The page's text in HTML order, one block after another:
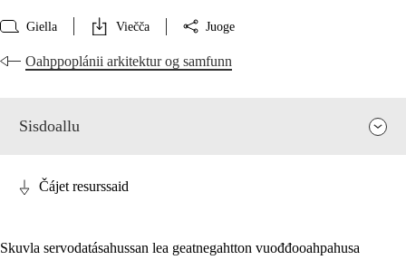
Giella Viečča Juoge
Oahppoplánii arkitektur og samfunn
Sisdoallu
Čájet resurssaid
Skuvla servodatásahussan lea geatnegahtton vuođđooahpahusa